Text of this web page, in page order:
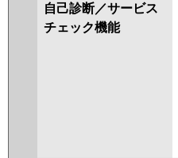
自己診断／サービス
チェック機能